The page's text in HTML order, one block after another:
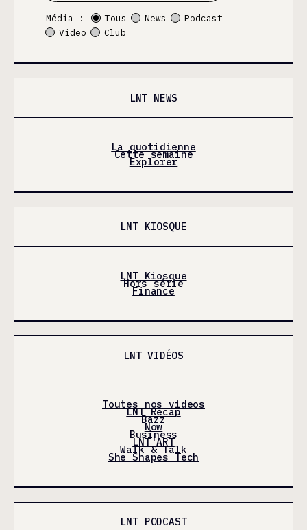
Média : Tous News
Podcast
Video
Club
LNT NEWS
La quotidienne
Cette semaine
Explorer
LNT KIOSQUE
LNT Kiosque
Hors série
Finance
LNT VIDÉOS
Toutes nos videos
LNT Récap
Bazz
Now
Business
LNT'ART
Walk & Talk
She Shapes Tech
LNT PODCAST